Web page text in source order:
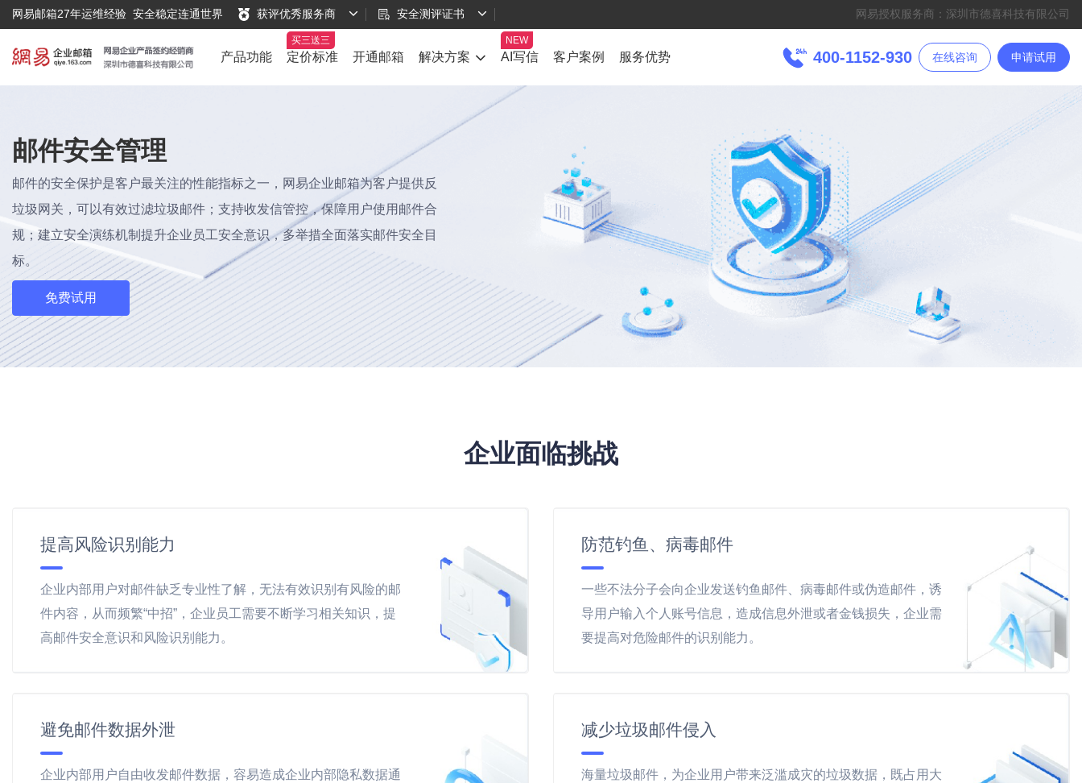
网易邮箱27年运维经验 安全稳定连通世界 获评优秀服务商 安全测评证书 网易授权服务商：深圳市德喜科技有限公司
产品功能 定价标准 开通邮箱 解决方案 AI写信 客户案例 服务优势 400-1152-930 在线咨询 申请试用
邮件安全管理
邮件的安全保护是客户最关注的性能指标之一，网易企业邮箱为客户提供反
垃圾网关，可以有效过滤垃圾邮件；支持收发信管控，保障用户使用邮件合
规；建立安全演练机制提升企业员工安全意识，多举措全面落实邮件安全目
标。
免费试用
企业面临挑战
提高风险识别能力
企业内部用户对邮件缺乏专业性了解，无法有效识别有风险的邮
件内容，从而频繁“中招”，企业员工需要不断学习相关知识，提
高邮件安全意识和风险识别能力。
防范钓鱼、病毒邮件
一些不法分子会向企业发送钓鱼邮件、病毒邮件或伪造邮件，诱
导用户输入个人账号信息，造成信息外泄或者金钱损失，企业需
要提高对危险邮件的识别能力。
避免邮件数据外泄
企业内部用户自由收发邮件数据，容易造成企业内部隐私数据通
减少垃圾邮件侵入
海量垃圾邮件，为企业用户带来泛滥成灾的垃圾数据，既占用大